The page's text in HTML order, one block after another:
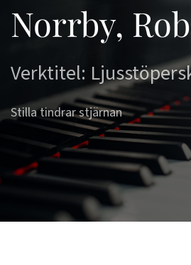
Norrby,
Verktitel:
Stilla tindrar stjärnan